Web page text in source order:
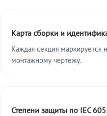
Карта сборки и
Каждая секция маркируется
монтажному чертежу.
Степени защиты по IEC